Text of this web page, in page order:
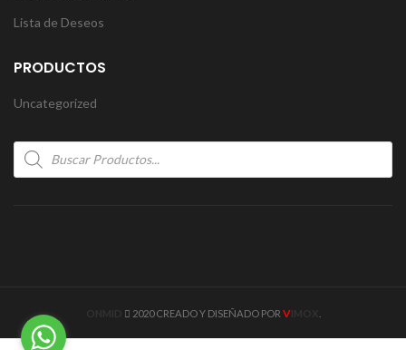
Lista de Deseos
PRODUCTOS
Uncategorized
Products
search
2020 CREADO Y DISEÑADO POR VIMOX